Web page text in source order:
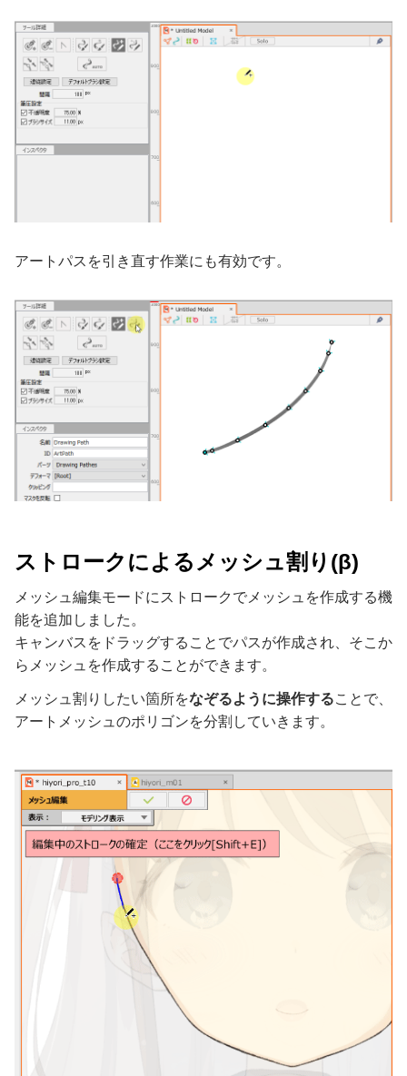
アートパスを引き直す作業にも有効です。
ストロークによるメッシュ割り(β)
メッシュ編集モードにストロークでメッシュを作成する機
能を追加しました。
キャンバスをドラッグすることでパスが作成され、そこか
らメッシュを作成することができます。
メッシュ割りしたい箇所をなぞるように操作することで、
アートメッシュのポリゴンを分割していきます。